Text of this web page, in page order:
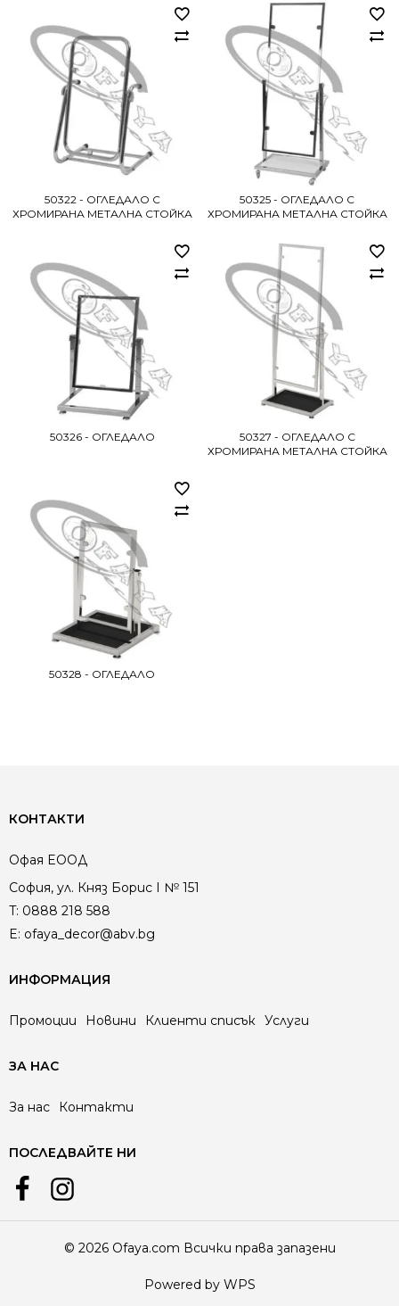
50322 - ОГЛЕДАЛО С
ХРОМИРАНА МЕТАЛНА СТОЙКА
50325 - ОГЛЕДАЛО С
ХРОМИРАНА МЕТАЛНА СТОЙКА
50326 - ОГЛЕДАЛО
50327 - ОГЛЕДАЛО С
ХРОМИРАНА МЕТАЛНА СТОЙКА
50328 - ОГЛЕДАЛО
КОНТАКТИ
Офая EООД
София, ул. Княз Борис I № 151
T: 0888 218 588
E: ofaya_decor@abv.bg
ИНФОРМАЦИЯ
Промоции Новини Клиенти списък Услуги
ЗА НАС
За нас Контакти
ПОСЛЕДВАЙТЕ НИ
© 2026 Ofaya.com Всички права запазени
Powered by WPS